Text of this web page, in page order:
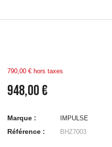
Musculation & Racks
Matériels pour les
Pompes
Power Rack, Cadre
EQUIPEMENTS CROSS
TRAINING
790,00 € hors taxes
948,00 €
Marque : IMPULSE
Référence : BHZ7003